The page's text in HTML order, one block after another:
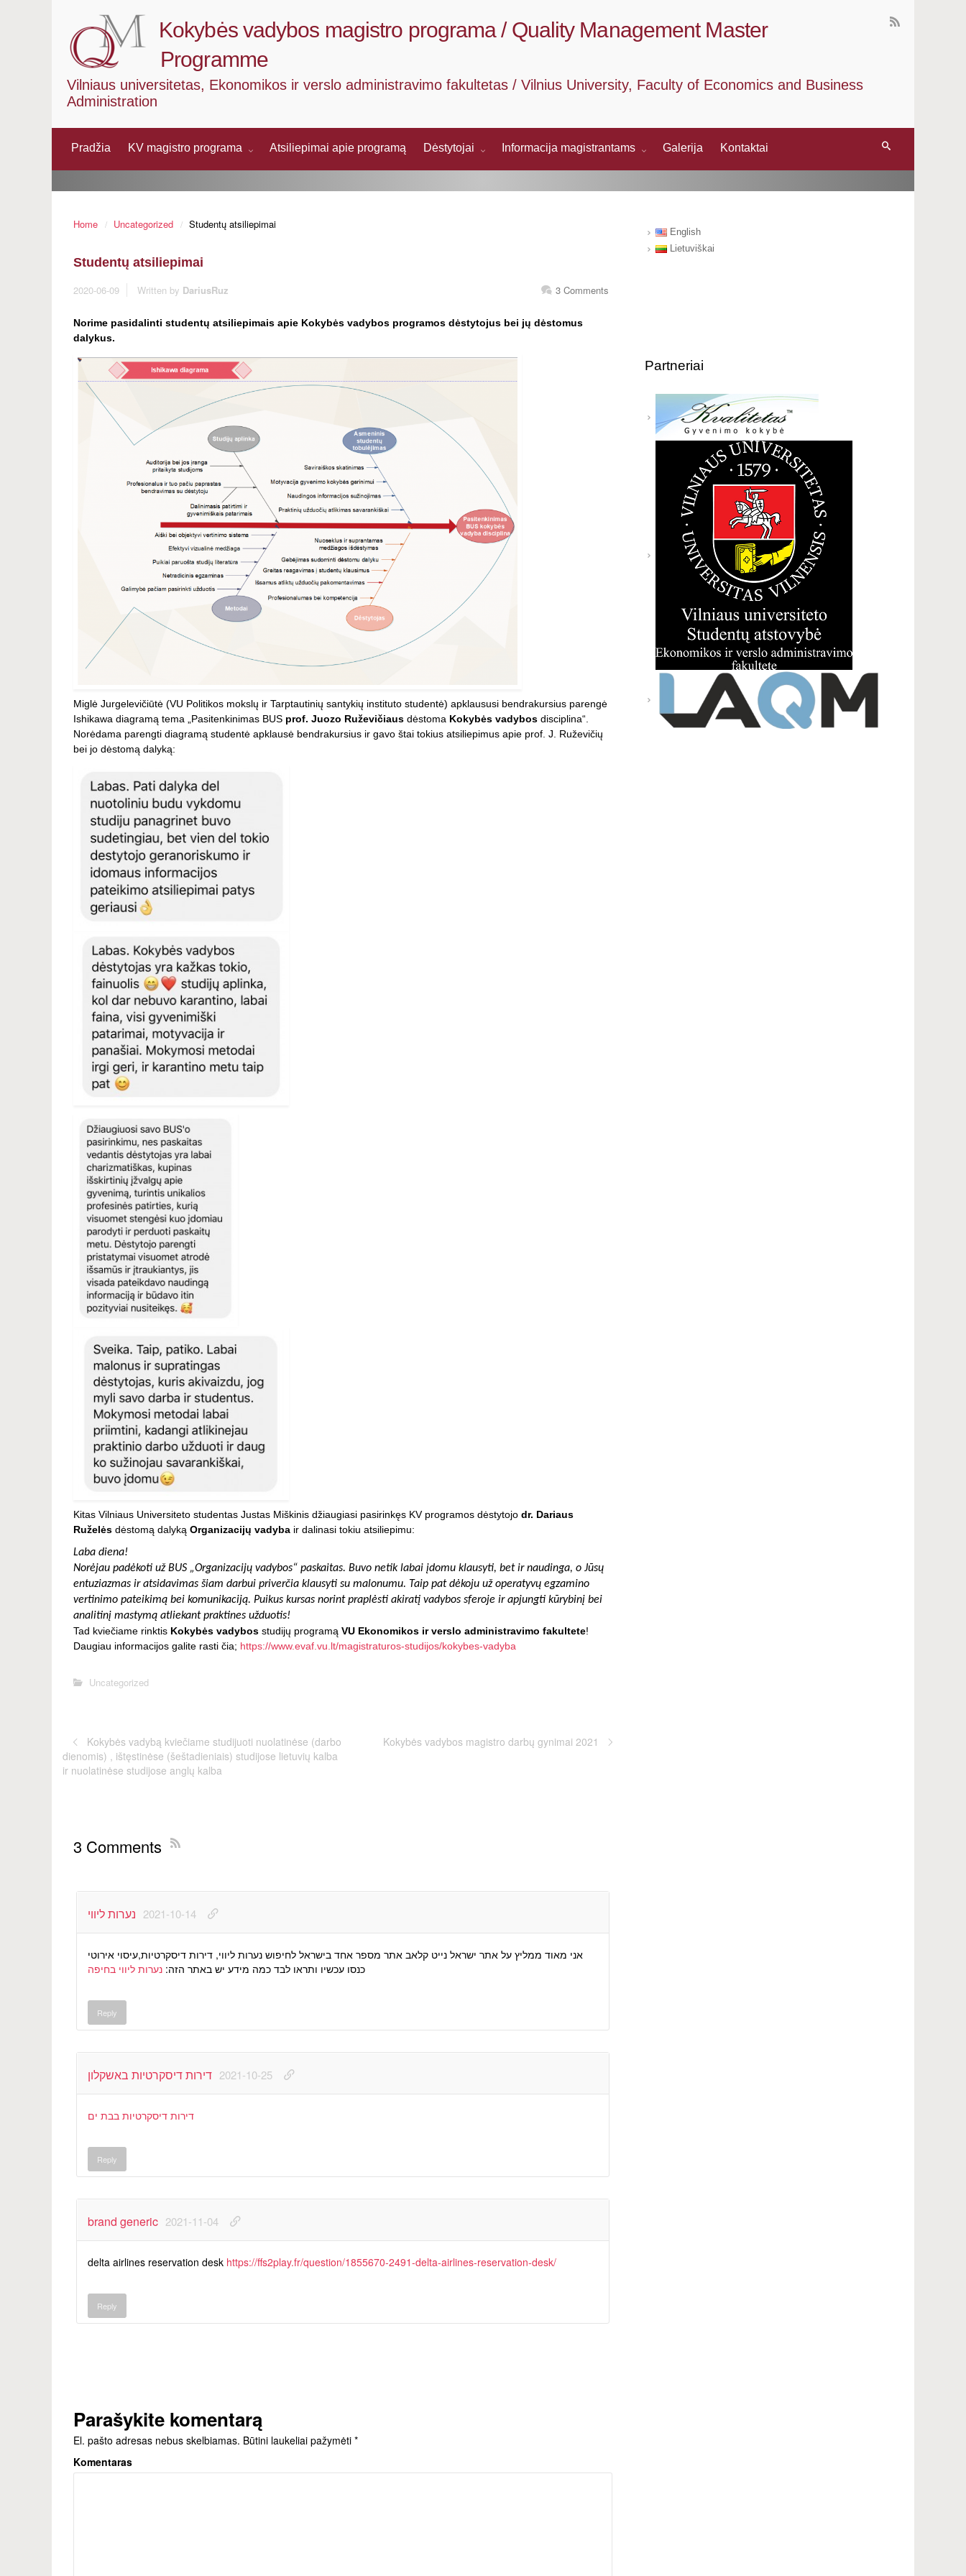
Kokybės vadybos magistro programa / Quality Management Master
Programme
Vilniaus universitetas, Ekonomikos ir verslo administravimo fakultetas / Vilnius University, Faculty of Economics and Business
Administration
Pradžia KV magistro programa Atsiliepimai apie programą Dėstytojai Informacija magistrantams Galerija Kontaktai
Home Uncategorized Studentų atsiliepimai
Studentų atsiliepimai
2020-06-09 3 Comments
Written by DariusRuz
Norime pasidalinti studentų atsiliepimais apie Kokybės vadybos programos dėstytojus bei jų dėstomus
dalykus.
Miglė Jurgelevičiūtė (VU Politikos mokslų ir Tarptautinių santykių instituto studentė) apklaususi bendrakursius parengė
Ishikawa diagramą tema „Pasitenkinimas BUS prof. Juozo Ruževičiaus dėstoma Kokybės vadybos disciplina“.
Norėdama parengti diagramą studentė apklausė bendrakursius ir gavo štai tokius atsiliepimus apie prof. J. Ruževičių
bei jo dėstomą dalyką:
Kitas Vilniaus Universiteto studentas Justas Miškinis džiaugiasi pasirinkęs KV programos dėstytojo dr. Dariaus
Ruželės dėstomą dalyką Organizacijų vadyba ir dalinasi tokiu atsiliepimu:
Laba diena!
Norėjau padėkoti už BUS „Organizacijų vadybos“ paskaitas. Buvo netik labai įdomu klausyti, bet ir naudinga, o Jūsų
entuziazmas ir atsidavimas šiam darbui priverčia klausyti su malonumu. Taip pat dėkoju už operatyvų egzamino
vertinimo pateikimą bei komunikaciją. Puikus kursas norint praplėsti akiratį vadybos sferoje ir apjungti kūrybinį bei
analitinį mastymą atliekant praktines užduotis!
Tad kviečiame rinktis Kokybės vadybos studijų programą VU Ekonomikos ir verslo administravimo fakultete!
Daugiau informacijos galite rasti čia; https://www.evaf.vu.lt/magistraturos-studijos/kokybes-vadyba
Uncategorized
Kokybės vadybą kviečiame studijuoti nuolatinėse (darbo
dienomis) , ištęstinėse (šeštadieniais) studijose lietuvių kalba
ir nuolatinėse studijose anglų kalba
Kokybės vadybos magistro darbų gynimai 2021
3 Comments
נערות ליווי 2021-10-14
אני מאוד ממליץ על אתר ישראל נייט קלאב אתר מספר אחד בישראל לחיפוש נערות ליווי, דירות דיסקרטיות,עיסוי אירוטי
כנסו עכשיו ותראו לבד כמה מידע יש באתר הזה: נערות ליווי בחיפה
Reply
דירות דיסקרטיות באשקלון 2021-10-25
דירות דיסקרטיות בבת ים
Reply
brand generic 2021-11-04
delta airlines reservation desk https://ffs2play.fr/question/1855670-2491-delta-airlines-reservation-desk/
Reply
Parašykite komentarą
El. pašto adresas nebus skelbiamas. Būtini laukeliai pažymėti *
Komentaras
English
Lietuviškai
Partneriai